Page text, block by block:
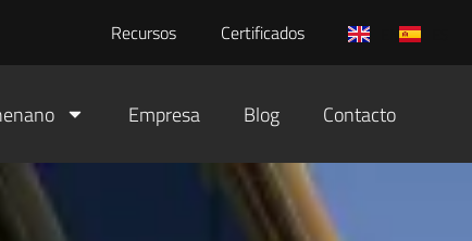
Recursos Certificados EN
Empresa Blog Contacto